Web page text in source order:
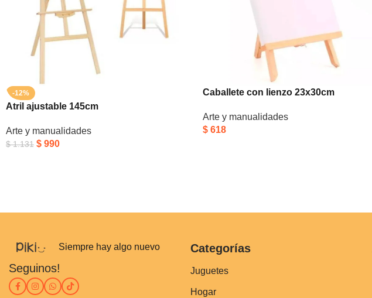
-12%
Atril ajustable 145cm
Arte y manualidades
$1.131 $ 990
Caballete con lienzo 23x30cm
Arte y manualidades
$ 618
Siempre hay algo nuevo
Seguinos!
Categorías
Juguetes
Hogar